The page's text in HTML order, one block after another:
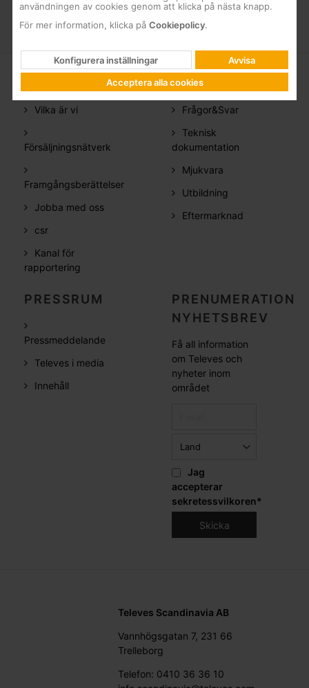
Vilka är vi
Försäljningsnätverk
Framgångsberättelser
Jobba med oss
csr
Kanal för
rapportering
SUPPORT
Frågor&Svar
Teknisk
dokumentation
Mjukvara
Utbildning
Eftermarknad
PRESSRUM
Pressmeddelande
Televes i media
Innehåll
PRENUMERATION
NYHETSBREV
Få all information
om Televes och
nyheter inom
området
Jag
accepterar
sekretessvilkoren*
Televes Scandinavia AB
Vannhögsgatan 7, 231 66
Trelleborg
Telefon: 0410 36 36 10
användningen av cookies genom att klicka på nästa knapp.
För mer information, klicka på Cookiepolicy.
Konfigurera inställningar
Avvisa
Acceptera alla cookies